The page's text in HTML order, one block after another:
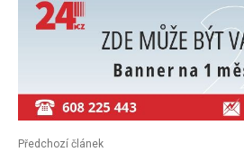
Předchozí článek